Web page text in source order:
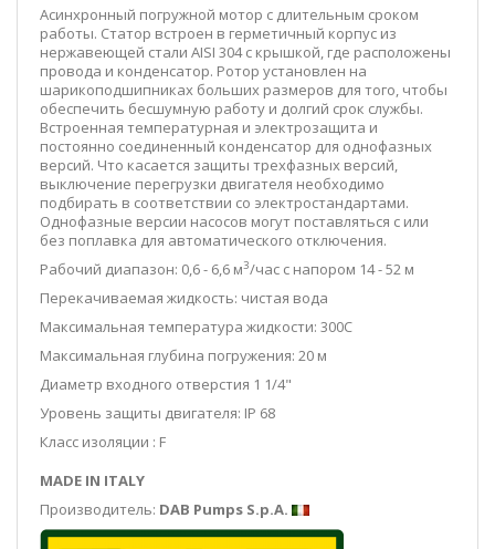
Асинхронный погружной мотор с длительным сроком
работы. Статор встроен в герметичный корпус из
нержавеющей стали AISI 304 с крышкой, где расположены
провода и конденсатор. Ротор установлен на
шарикоподшипниках больших размеров для того, чтобы
обеспечить бесшумную работу и долгий срок службы.
Встроенная температурная и электрозащита и
постоянно соединенный конденсатор для однофазных
версий. Что касается защиты трехфазных версий,
выключение перегрузки двигателя необходимо
подбирать в соответствии со электростандартами.
Однофазные версии насосов могут поставляться с или
без поплавка для автоматического отключения.
Рабочий диапазон: 0,6 - 6,6 м3/час с напором 14 - 52 м
Перекачиваемая жидкость: чистая вода
Максимальная температура жидкости: 300С
Максимальная глубина погружения: 20 м
Диаметр входного отверстия 1 1/4"
Уровень защиты двигателя: IP 68
Класс изоляции : F
MADE IN ITALY
Производитель: DAB Pumps S.p.A.